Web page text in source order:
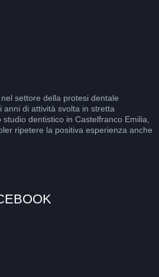
settore della protesi dentale
di attività svolta in stretta
dentistico in Castelfranco Emilia,
ripetere la positiva esperienza anche